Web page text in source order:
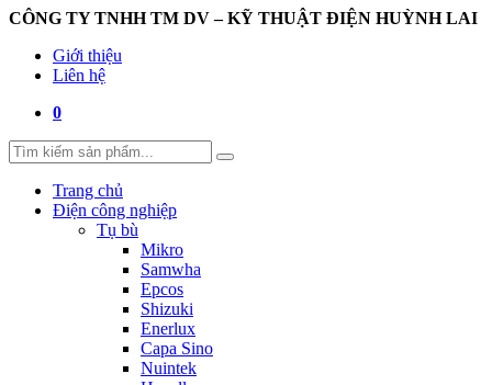
CÔNG TY TNHH TM DV – KỸ THUẬT ĐIỆN HUỲNH LAI
Giới thiệu
Liên hệ
0
Trang chủ
Điện công nghiệp
Tụ bù
Mikro
Samwha
Epcos
Shizuki
Enerlux
Capa Sino
Nuintek